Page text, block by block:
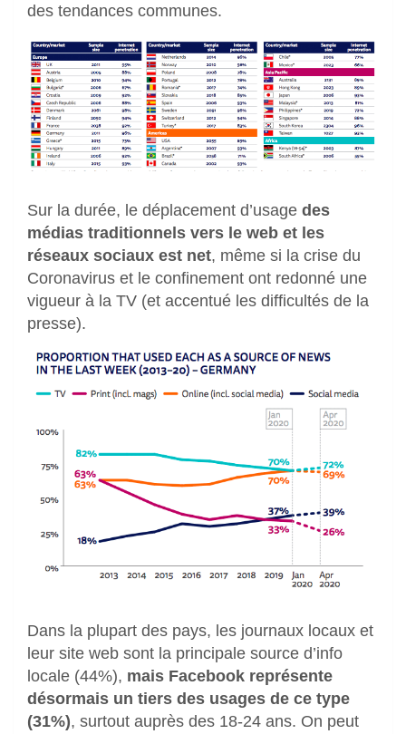
des tendances communes.
Sur la durée, le déplacement d’usage des
médias traditionnels vers le web et les
réseaux sociaux est net, même si la crise du
Coronavirus et le confinement ont redonné une
vigueur à la TV (et accentué les difficultés de la
presse).
Dans la plupart des pays, les journaux locaux et
leur site web sont la principale source d’info
locale (44%), mais Facebook représente
désormais un tiers des usages de ce type
(31%), surtout auprès des 18-24 ans. On peut